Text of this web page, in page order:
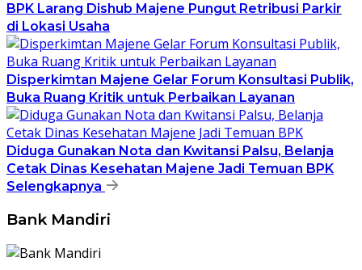
BPK Larang Dishub Majene Pungut Retribusi Parkir
di Lokasi Usaha
Disperkimtan Majene Gelar Forum Konsultasi Publik,
Buka Ruang Kritik untuk Perbaikan Layanan
Diduga Gunakan Nota dan Kwitansi Palsu, Belanja
Cetak Dinas Kesehatan Majene Jadi Temuan BPK
Selengkapnya
Bank Mandiri